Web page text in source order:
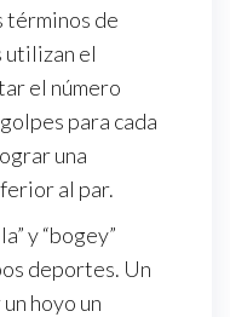
de
utilizan el
el número
para cada
una
al par.
y “bogey”
deportes. Un
hoyo un